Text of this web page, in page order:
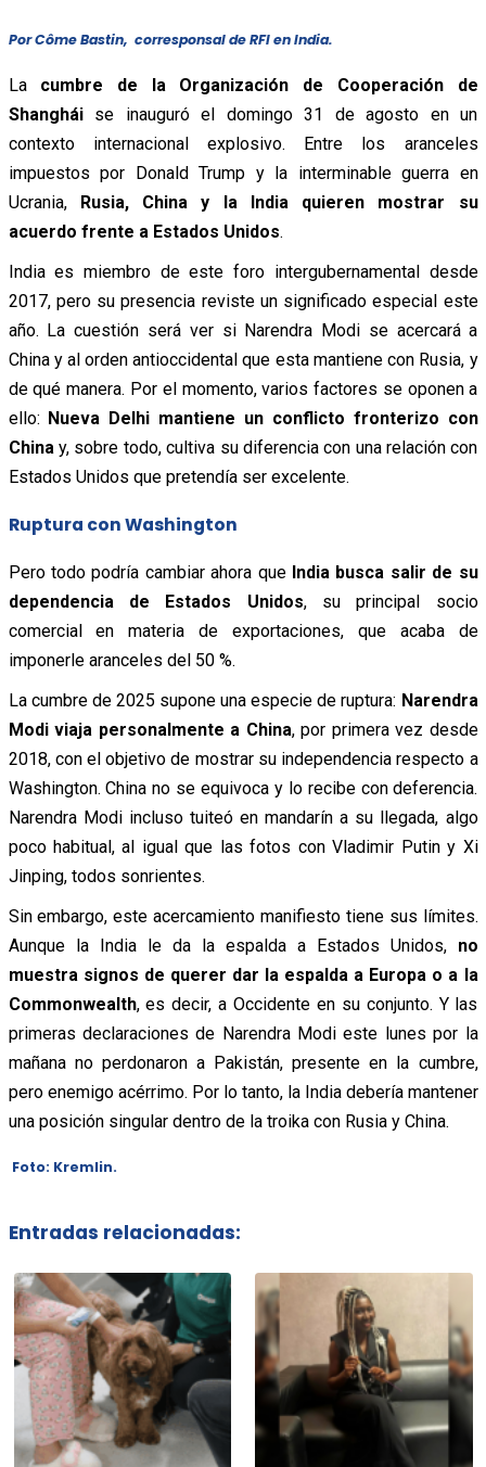
Por Côme Bastin, corresponsal de RFI en India.
Lacumbre de la Organización de Cooperación de
Shangháise inauguró el domingo 31 de agosto en un
contexto internacional explosivo. Entre los aranceles
impuestos por Donald Trump y la interminable guerra en
Ucrania, Rusia, China y la India quieren mostrar su
acuerdo frente a Estados Unidos.
India es miembro de este foro intergubernamental desde
2017, pero su presencia reviste un significado especial este
año. La cuestión será ver si Narendra Modi se acercará a
China y al orden antioccidental que esta mantiene con Rusia, y
de qué manera. Por el momento, varios factores se oponen a
ello: Nueva Delhi mantiene un conflicto fronterizo con
China y, sobre todo, cultiva su diferencia con una relación con
Estados Unidos que pretendía ser excelente.
Ruptura con Washington
Pero todo podría cambiar ahora que India busca salir de su
dependencia de Estados Unidos, su principal socio
comercial en materia de exportaciones, que acaba de
imponerle aranceles del 50 %.
La cumbre de 2025 supone una especie de ruptura: Narendra
Modi viaja personalmente a China, por primera vez desde
2018, con el objetivo de mostrar su independencia respecto a
Washington. China no se equivoca y lo recibe con deferencia.
Narendra Modi incluso tuiteó en mandarín a su llegada, algo
poco habitual, al igual que las fotos con Vladimir Putin y Xi
Jinping, todos sonrientes.
Sin embargo, este acercamiento manifiesto tiene sus límites.
Aunque la India le da la espalda a Estados Unidos, no
muestra signos de querer dar la espalda a Europa o a la
Commonwealth, es decir, a Occidente en su conjunto. Y las
primeras declaraciones de Narendra Modi este lunes por la
mañana no perdonaron a Pakistán, presente en la cumbre,
pero enemigo acérrimo. Por lo tanto, la India debería mantener
una posición singular dentro de la troika con Rusia y China.
Foto: Kremlin.
Entradas relacionadas: